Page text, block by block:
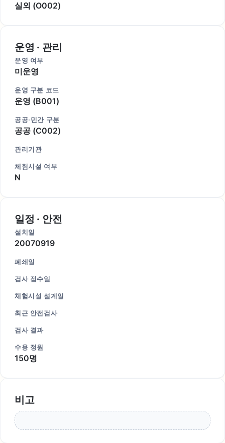
실외 (O002)
운영 · 관리
운영 여부
미운영
운영 구분 코드
운영 (B001)
공공·민간 구분
공공 (C002)
관리기관
체험시설 여부
N
일정 · 안전
설치일
20070919
폐쇄일
검사 접수일
체험시설 설계일
최근 안전검사
검사 결과
수용 정원
150명
비고